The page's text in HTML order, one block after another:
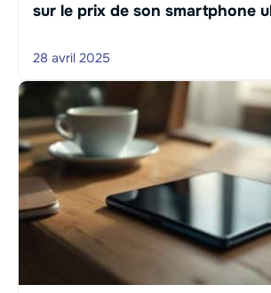
sur le prix de son smartphone
28 avril 2025